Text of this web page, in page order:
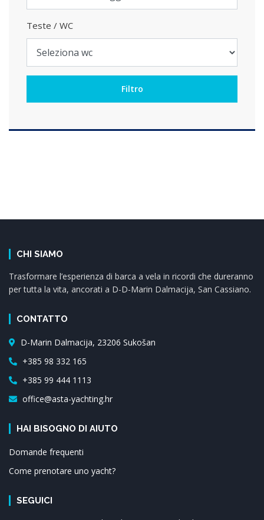
Teste / WC
CHI SIAMO
Trasformare l’esperienza di barca a vela in ricordi che dureranno
per tutta la vita, ancorati a D-D-Marin Dalmacija, San Cassiano.
CONTATTO
D-Marin Dalmacija, 23206 Sukošan
+385 98 332 165
+385 99 444 1113
office@asta-yachting.hr
HAI BISOGNO DI AIUTO
Domande frequenti
Come prenotare uno yacht?
SEGUICI